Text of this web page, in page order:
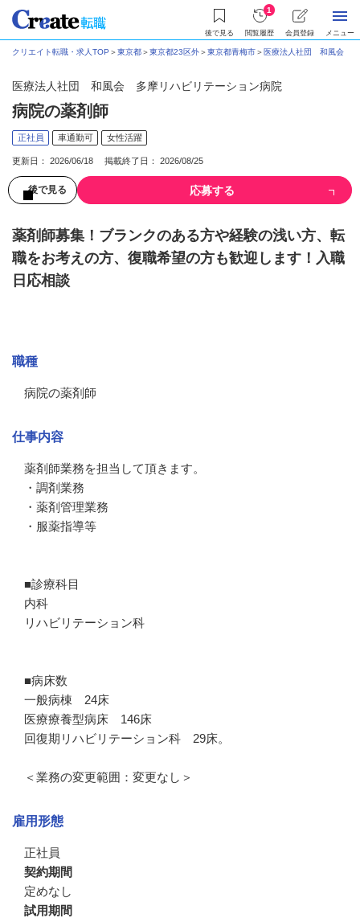
後で見る
1
閲覧履歴 会員登録 メニュー
クリエイト転職・求人TOP ＞東京都＞東京都23区外＞東京都青梅市＞ 医療法人社団 和風会 多
医療法人社団 和風会 多摩リハビリテーション病院
病院の薬剤師
正社員 車通勤可 女性活躍
更新日： 2026/06/18 掲載終了日： 2026/08/25
後で見る 応募する
薬剤師募集！ブランクのある方や経験の浅い方、転
職をお考えの方、復職希望の方も歓迎します！入職
日応相談
職種
病院の薬剤師
仕事内容
薬剤師業務を担当して頂きます。
・調剤業務
・薬剤管理業務
・服薬指導等
■診療科目
内科
リハビリテーション科
■病床数
一般病棟　24床
医療療養型病床　146床
回復期リハビリテーション科　29床。
＜業務の変更範囲：変更なし＞
雇用形態
正社員
契約期間
定めなし
試用期間